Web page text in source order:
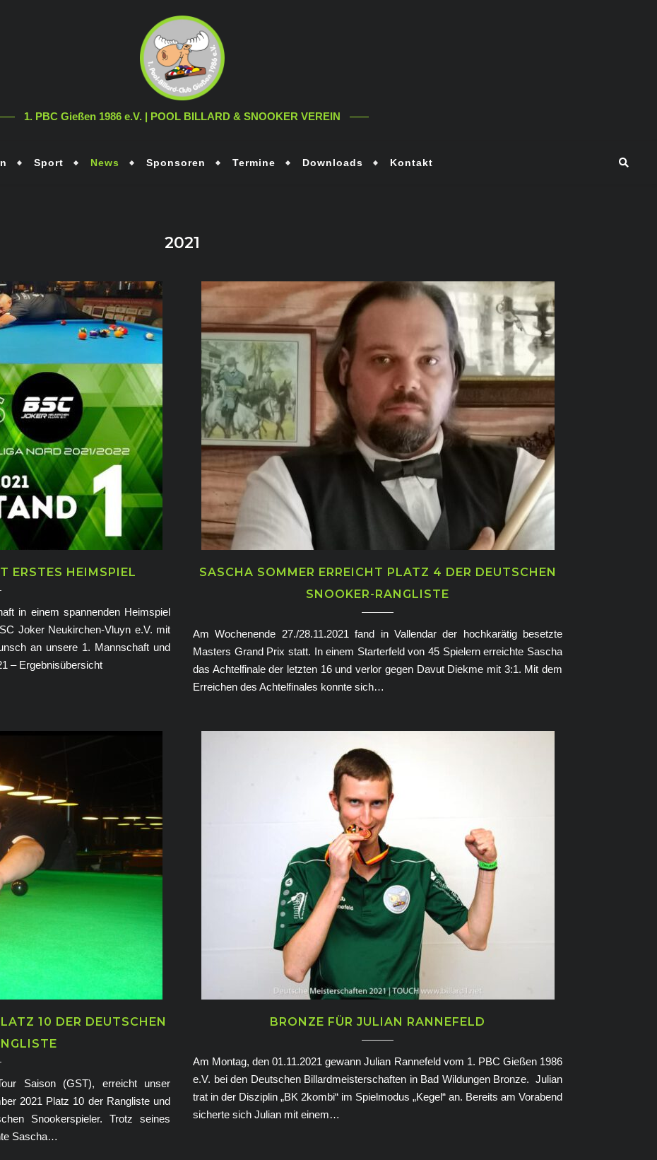
1. PBC Gießen 1986 e.V. | POOL BILLARD & SNOOKER VEREIN
Sport News Sponsoren Termine Downloads Kontakt
2021
ERSTES HEIMSPIEL
in einem spannenden Heimspiel
Joker Neukirchen-Vluyn e.V. mit
an unsere 1. Mannschaft und
– Ergebnisübersicht
SASCHA SOMMER ERREICHT PLATZ 4 DER DEUTSCHEN
SNOOKER-RANGLISTE
Am Wochenende 27./28.11.2021 fand in Vallendar der hochkarätig besetzte
Masters Grand Prix statt. In einem Starterfeld von 45 Spielern erreichte Sascha
das Achtelfinale der letzten 16 und verlor gegen Davut Diekme mit 3:1. Mit dem
Erreichen des Achtelfinales konnte sich…
10 DER DEUTSCHEN
Saison (GST), erreicht unser
2021 Platz 10 der Rangliste und
Snookerspieler. Trotz seines
Sascha…
BRONZE FÜR JULIAN RANNEFELD
Am Montag, den 01.11.2021 gewann Julian Rannefeld vom 1. PBC Gießen 1986
e.V. bei den Deutschen Billardmeisterschaften in Bad Wildungen Bronze. Julian
trat in der Disziplin „BK 2kombi“ im Spielmodus „Kegel“ an. Bereits am Vorabend
sicherte sich Julian mit einem…